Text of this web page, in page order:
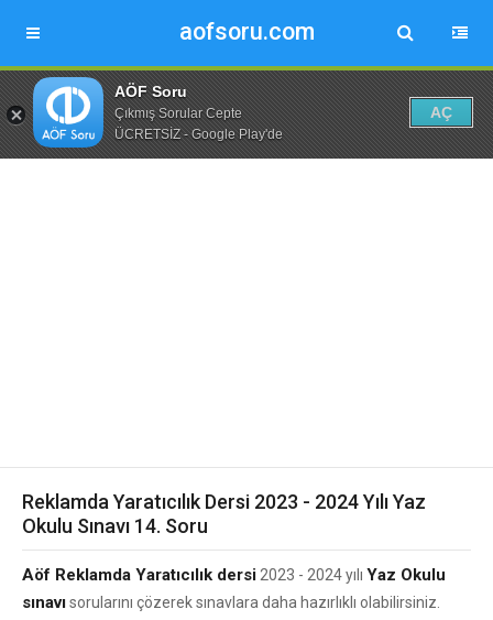
aofsoru.com
AÖF Soru
Çıkmış Sorular Cepte
ÜCRETSİZ - Google Play'de
AÇ
Reklamda Yaratıcılık Dersi 2023 - 2024 Yılı Yaz
Okulu Sınavı 14. Soru
Aöf Reklamda Yaratıcılık dersi 2023 - 2024 yılı Yaz Okulu
sınavısorularını çözerek sınavlara daha hazırlıklı olabilirsiniz.